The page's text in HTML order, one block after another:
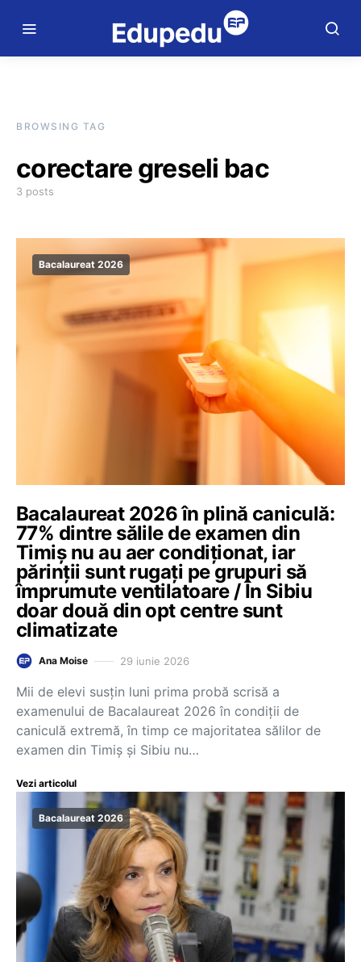
BROWSING TAG
corectare greseli bac
3 posts
Bacalaureat 2026
Bacalaureat 2026 în plină caniculă:
77% dintre sălile de examen din
Timiș nu au aer condiționat, iar
părinții sunt rugați pe grupuri să
împrumute ventilatoare / În Sibiu
doar două din opt centre sunt
climatizate
Ana Moise 29 iunie 2026
Mii de elevi susțin luni prima probă scrisă a
examenului de Bacalaureat 2026 în condiții de
caniculă extremă, în timp ce majoritatea sălilor de
examen din Timiș și Sibiu nu…
Vezi articolul
Bacalaureat 2026